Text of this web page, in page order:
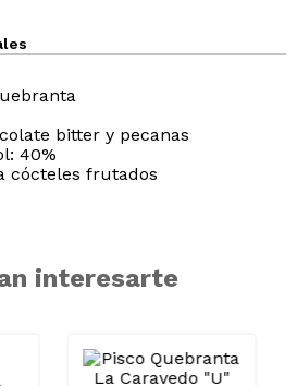
bitter y pecanas
40%
cócteles frutados
interesarte